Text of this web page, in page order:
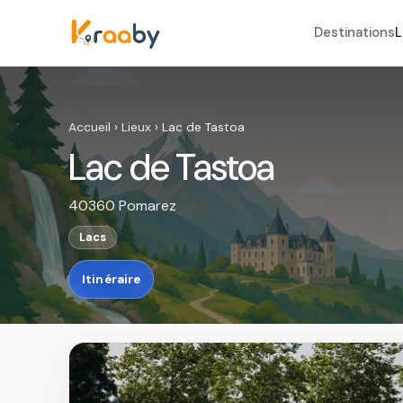
Destinations
Accueil › Lieux › Lac de Tastoa
Lac de Tastoa
40360 Pomarez
Lacs
Itinéraire